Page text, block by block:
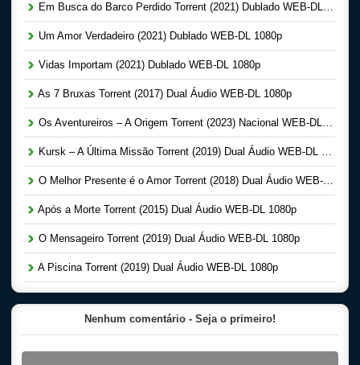
Em Busca do Barco Perdido Torrent (2021) Dublado WEB-DL 1080p
Um Amor Verdadeiro (2021) Dublado WEB-DL 1080p
Vidas Importam (2021) Dublado WEB-DL 1080p
As 7 Bruxas Torrent (2017) Dual Áudio WEB-DL 1080p
Os Aventureiros – A Origem Torrent (2023) Nacional WEB-DL 1080p
Kursk – A Última Missão Torrent (2019) Dual Áudio WEB-DL 1080p
O Melhor Presente é o Amor Torrent (2018) Dual Áudio WEB-DL 1080p
Após a Morte Torrent (2015) Dual Áudio WEB-DL 1080p
O Mensageiro Torrent (2019) Dual Áudio WEB-DL 1080p
A Piscina Torrent (2019) Dual Áudio WEB-DL 1080p
Nenhum comentário - Seja o primeiro!